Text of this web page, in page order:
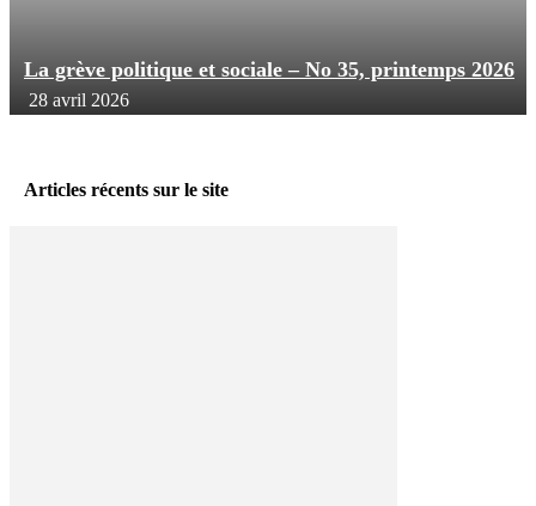
La grève politique et sociale – No 35, printemps 2026
28 avril 2026
Articles récents sur le site